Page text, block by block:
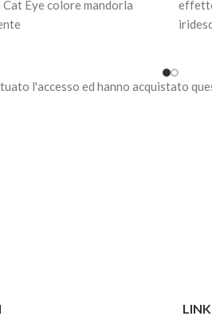
Eye colore mandorla
l'accesso ed hanno acquistato